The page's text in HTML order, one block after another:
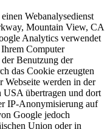
Webanalysedienst
Mountain View, CA
Analytics verwendet
Computer
Benutzung der
das Cookie erzeugten
Webseite werden in der
USA übertragen und dort
IP-Anonymisierung auf
Google jedoch
Union oder in